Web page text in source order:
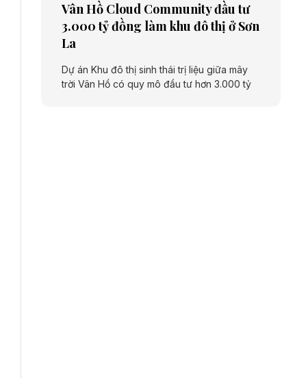
Vân Hồ Cloud Community đầu tư
3.000 tỷ đồng làm khu đô thị ở Sơn
La
Dự án Khu đô thị sinh thái trị liệu giữa mây
trời Vân Hồ có quy mô đầu tư hơn 3.000 tỷ